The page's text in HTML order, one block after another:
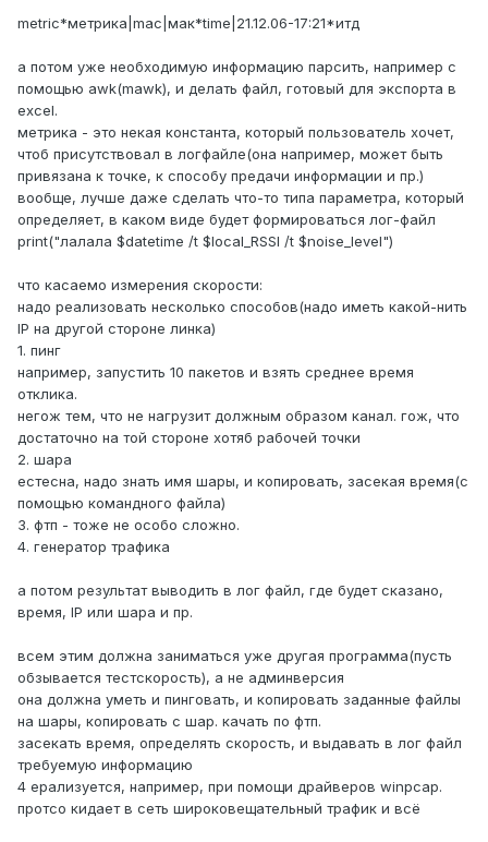
metric*метрика|mac|мак*time|21.12.06-17:21*итд
а потом уже необходимую информацию парсить, например с
помощью awk(mawk), и делать файл, готовый для экспорта в
excel.
метрика - это некая константа, который пользователь хочет,
чтоб присутствовал в логфайле(она например, может быть
привязана к точке, к способу предачи информации и пр.)
вообще, лучше даже сделать что-то типа параметра, который
определяет, в каком виде будет формироваться лог-файл
print("лалала $datetime /t $local_RSSI /t $noise_level")
что касаемо измерения скорости:
надо реализовать несколько способов(надо иметь какой-нить
IP на другой стороне линка)
1. пинг
например, запустить 10 пакетов и взять среднее время
отклика.
негож тем, что не нагрузит должным образом канал. гож, что
достаточно на той стороне хотяб рабочей точки
2. шара
естесна, надо знать имя шары, и копировать, засекая время(с
помощью командного файла)
3. фтп - тоже не особо сложно.
4. генератор трафика
а потом результат выводить в лог файл, где будет сказано,
время, IP или шара и пр.
всем этим должна заниматься уже другая программа(пусть
обзывается тестскорость), а не админверсия
она должна уметь и пинговать, и копировать заданные файлы
на шары, копировать с шар. качать по фтп.
засекать время, определять скорость, и выдавать в лог файл
требуемую информацию
4 ерализуется, например, при помощи драйверов winpcap.
протсо кидает в сеть широковещательный трафик и всё